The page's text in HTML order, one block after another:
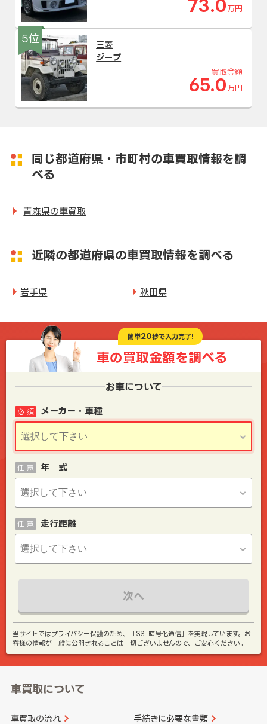
73.0 万円
5位
三菱
ジープ
買取金額
65.0 万円
同じ都道府県・市町村の車買取情報を調
べる
青森県の車買取
近隣の都道府県の車買取情報を調べる
岩手県 秋田県
簡単20秒で入力完了!
車の買取金額を調べる
お車について
メーカー・車種
必 須
年 式
任 意
走行距離
任 意
次へ
当サイトではプライバシー保護のため、「SSL暗号化通信」を実現しています。お
客様の情報が一般に公開されることは一切ございませんので、ご安心ください。
車買取について
車買取の流れ 手続きに必要な書類